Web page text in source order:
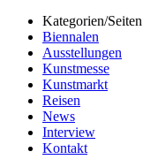
Kategorien/Seiten
Biennalen
Ausstellungen
Kunstmesse
Kunstmarkt
Reisen
News
Interview
Kontakt